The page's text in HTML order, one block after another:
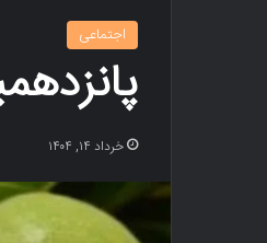
اجتماعی
خرداد ۱۴, ۱۴۰۴